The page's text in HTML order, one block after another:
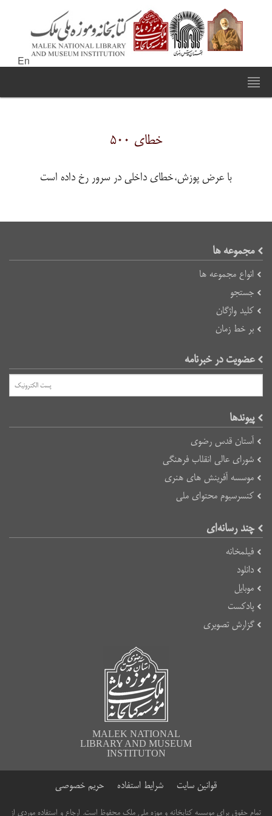
En
خطای ۵۰۰
با عرض پوزش،خطای داخلی در سرور رخ داده است
مجموعه ها
انواع مجموعه ها
جستجو
کلید واژگان
بر خط زمان
عضویت در خبرنامه
پیوند‌ها
آستان قدس رضوی
شورای عالی انقلاب فرهنگی
موسسه آفرینش های هنری
کنسرسیوم محتوای ملی
چند رسانه‌ای
فیلمخانه
دانلود
موبایل
پادکست
گزارش تصویری
MALEK NATIONAL
LIBRARY AND MUSEUM
INSTITUTON
قوانین سایت شرایط استفاده حریم خصوصی
تمام حقوق برای موسسه کتابخانه و موزه ملی ملک محفوظ است. ارجاع و استفاده موردی از